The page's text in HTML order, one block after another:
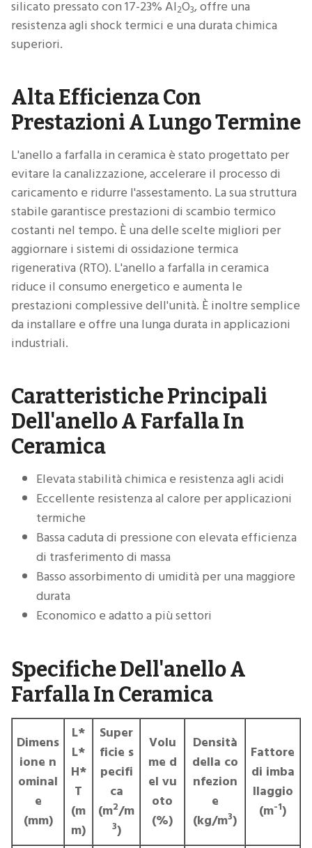
silicato pressato con 17-23% Al2O3, offre una
resistenza agli shock termici e una durata chimica
superiori.
Alta Efficienza Con
Prestazioni A Lungo Termine
L'anello a farfalla in ceramica è stato progettato per
evitare la canalizzazione, accelerare il processo di
caricamento e ridurre l'assestamento. La sua struttura
stabile garantisce prestazioni di scambio termico
costanti nel tempo. È una delle scelte migliori per
aggiornare i sistemi di ossidazione termica
rigenerativa (RTO). L'anello a farfalla in ceramica
riduce il consumo energetico e aumenta le
prestazioni complessive dell'unità. È inoltre semplice
da installare e offre una lunga durata in applicazioni
industriali.
Caratteristiche Principali
Dell'anello A Farfalla In
Ceramica
Elevata stabilità chimica e resistenza agli acidi
Eccellente resistenza al calore per applicazioni
termiche
Bassa caduta di pressione con elevata efficienza
di trasferimento di massa
Basso assorbimento di umidità per una maggiore
durata
Economico e adatto a più settori
Specifiche Dell'anello A
Farfalla In Ceramica
Dimens
ione n
ominal
e
(mm)
L*
L*
H*
T
(m
m)
Super
ficie s
pecifi
ca
(m2/m
3)
Volu
me d
el vu
oto
(%)
Densità
della co
nfezion
e
(kg/m3)
Fattore
di imba
llaggio
(m-1)